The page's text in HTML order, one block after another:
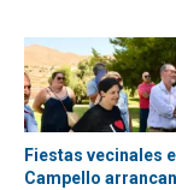
Fiestas vecinales
Campello